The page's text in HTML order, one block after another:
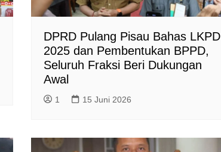
DPRD Pulang Pisau Bahas LKPD
2025 dan Pembentukan BPPD,
Seluruh Fraksi Beri Dukungan
Awal
1 15 Juni 2026